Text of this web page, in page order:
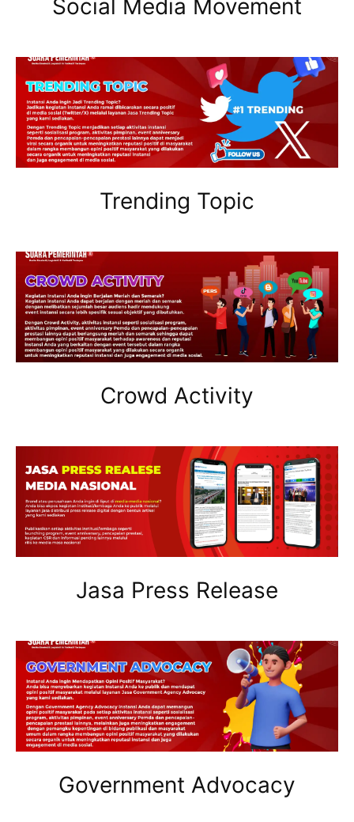
Social Media Movement
Trending Topic
Crowd Activity
Jasa Press Release
Government Advocacy